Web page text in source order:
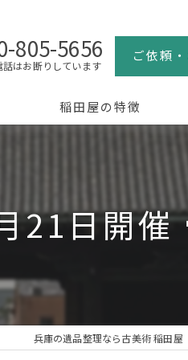
805-5656
はお断りしています
ご依頼
稲田屋の特徴
骨董品
21日開催
兵庫の遺品整理なら古美術 稲田屋